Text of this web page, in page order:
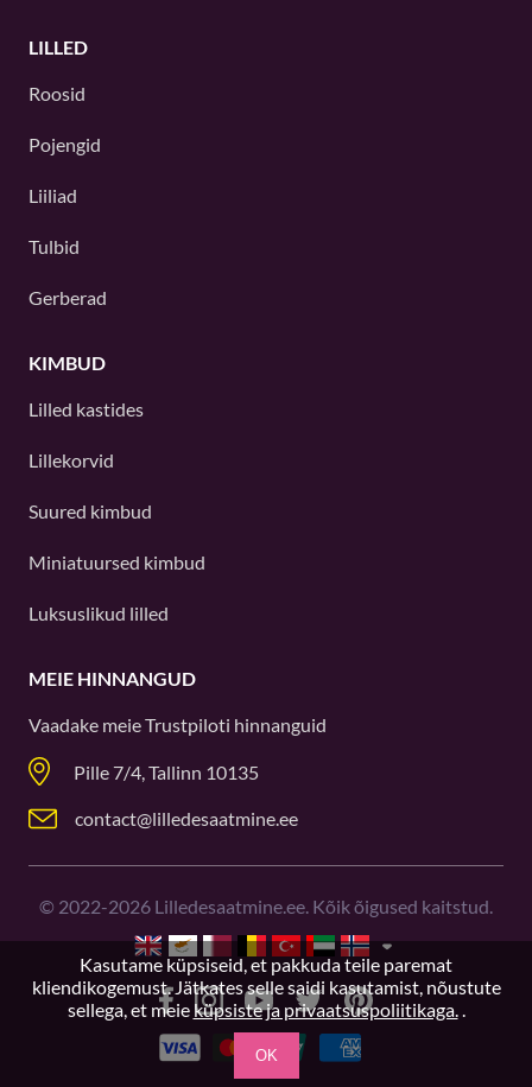
LILLED
Roosid
Pojengid
Liiliad
Tulbid
Gerberad
KIMBUD
Lilled kastides
Lillekorvid
Suured kimbud
Miniatuursed kimbud
Luksuslikud lilled
MEIE HINNANGUD
Vaadake meieTrustpiloti hinnanguid
Pille 7/4, Tallinn 10135
contact@lilledesaatmine.ee
© 2022-2026 Lilledesaatmine.ee. Kõik õigused kaitstud.
Kasutame küpsiseid, et pakkuda teile paremat
kliendikogemust. Jätkates selle saidi kasutamist, nõustute
sellega, et meie küpsiste ja privaatsuspoliitikaga..
OK